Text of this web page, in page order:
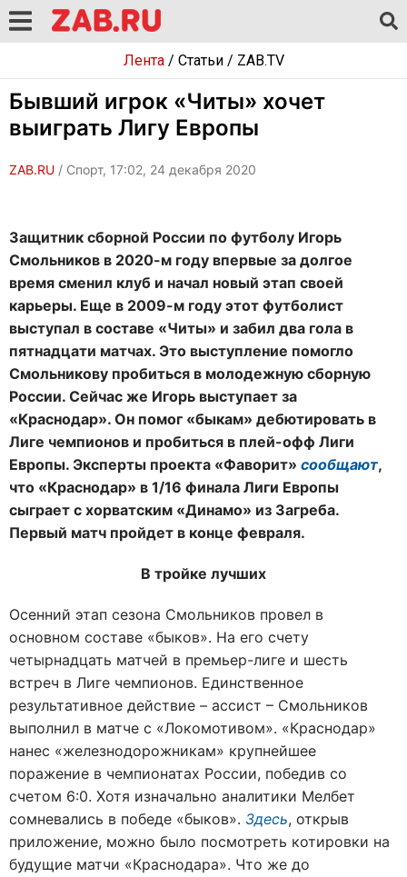
Лента/ Статьи/ ZAB.TV
Бывший игрок «Читы» хочет
выиграть Лигу Европы
ZAB.RU / Спорт, 17:02, 24 декабря 2020
Защитник сборной России по футболу Игорь
Смольников в 2020-м году впервые за долгое
время сменил клуб и начал новый этап своей
карьеры. Еще в 2009-м году этот футболист
выступал в составе «Читы» и забил два гола в
пятнадцати матчах. Это выступление помогло
Смольникову пробиться в молодежную сборную
России. Сейчас же Игорь выступает за
«Краснодар». Он помог «быкам» дебютировать в
Лиге чемпионов и пробиться в плей-офф Лиги
Европы. Эксперты проекта «Фаворит» сообщают,
что «Краснодар» в 1/16 финала Лиги Европы
сыграет с хорватским «Динамо» из Загреба.
Первый матч пройдет в конце февраля.
В тройке лучших
Осенний этап сезона Смольников провел в
основном составе «быков». На его счету
четырнадцать матчей в премьер-лиге и шесть
встреч в Лиге чемпионов. Единственное
результативное действие – ассист – Смольников
выполнил в матче с «Локомотивом». «Краснодар»
нанес «железнодорожникам» крупнейшее
поражение в чемпионатах России, победив со
счетом 6:0. Хотя изначально аналитики Мелбет
сомневались в победе «быков». Здесь, открыв
приложение, можно было посмотреть котировки на
будущие матчи «Краснодара». Что же до